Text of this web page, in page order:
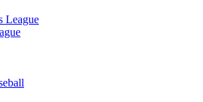
League